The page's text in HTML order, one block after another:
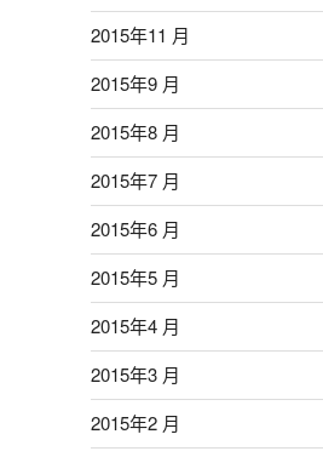
2015年11 月
2015年9 月
2015年8 月
2015年7 月
2015年6 月
2015年5 月
2015年4 月
2015年3 月
2015年2 月